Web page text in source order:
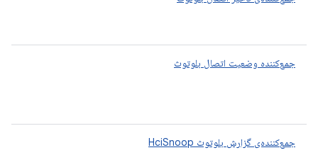
جمع‌کننده وضعیت اتصال بلوتوث
جمع‌کننده‌ی گزارش بلوتوث HciSnoop